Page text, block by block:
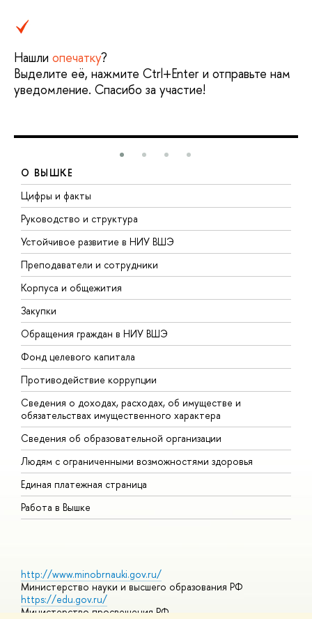
Нашли опечатку?
Выделите её, нажмите Ctrl+Enter и отправьте нам
уведомление. Спасибо за участие!
О ВЫШКЕ
Цифры и факты
Руководство и структура
Устойчивое развитие в НИУ ВШЭ
Преподаватели и сотрудники
Корпуса и общежития
Закупки
Обращения граждан в НИУ ВШЭ
Фонд целевого капитала
Противодействие коррупции
Сведения о доходах, расходах, об имуществе и
обязательствах имущественного характера
Сведения об образовательной организации
Людям с ограниченными возможностями здоровья
Единая платежная страница
Работа в Вышке
http://www.minobrnauki.gov.ru/
Министерство науки и высшего образования РФ
https://edu.gov.ru/
Министерство просвещения РФ